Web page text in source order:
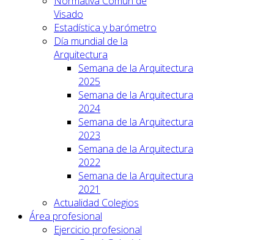
Visado
Estadística y barómetro
Día mundial de la
Arquitectura
Semana de la Arquitectura
2025
Semana de la Arquitectura
2024
Semana de la Arquitectura
2023
Semana de la Arquitectura
2022
Semana de la Arquitectura
2021
Actualidad Colegios
Área profesional
Ejercicio profesional